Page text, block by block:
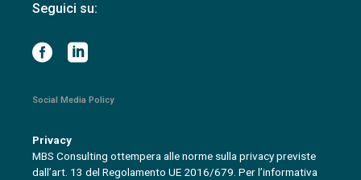
Seguici su:
Social Media Policy
Privacy
MBS Consulting ottempera alle norme sulla privacy previste
dall’art. 13 del Regolamento UE 2016/679. Per l’informativa